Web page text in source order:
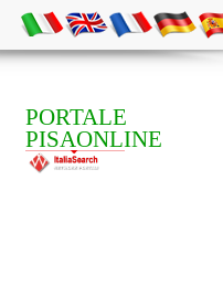
PORTALE
PISAONLINE